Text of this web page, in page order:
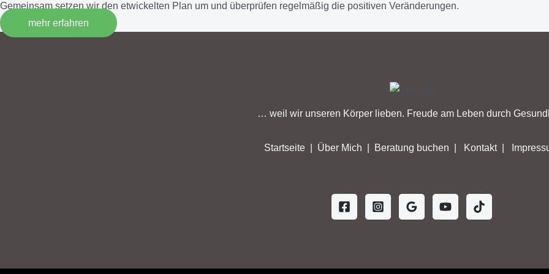
Gemeinsam setzen wir den etwickelten Plan um und überprüfen regelmäßig die positiven Veränderungen.
mehr erfahren
… weil wir unseren Körper lieben. Freude am Leben durch
Startseite Über Mich Beratung buchen Kontakt